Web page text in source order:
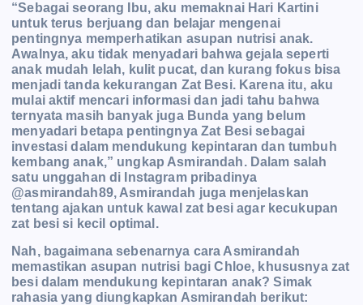
“Sebagai seorang Ibu, aku memaknai Hari Kartini
untuk terus berjuang dan belajar mengenai
pentingnya memperhatikan asupan nutrisi anak.
Awalnya, aku tidak menyadari bahwa gejala seperti
anak mudah lelah, kulit pucat, dan kurang fokus bisa
menjadi tanda kekurangan Zat Besi. Karena itu, aku
mulai aktif mencari informasi dan jadi tahu bahwa
ternyata masih banyak juga Bunda yang belum
menyadari betapa pentingnya Zat Besi sebagai
investasi dalam mendukung kepintaran dan tumbuh
kembang anak,” ungkap Asmirandah. Dalam salah
satu unggahan di Instagram pribadinya
@asmirandah89, Asmirandah juga menjelaskan
tentang ajakan untuk kawal zat besi agar kecukupan
zat besi si kecil optimal.
Nah, bagaimana sebenarnya cara Asmirandah
memastikan asupan nutrisi bagi Chloe, khususnya zat
besi dalam mendukung kepintaran anak? Simak
rahasia yang diungkapkan Asmirandah berikut: